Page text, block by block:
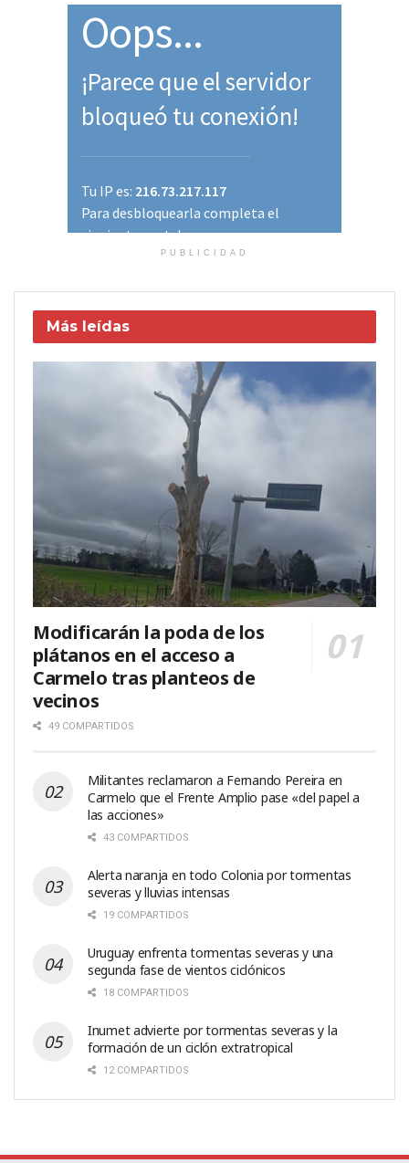
PUBLICIDAD
Más leídas
Modificarán la poda de los
plátanos en el acceso a
Carmelo tras planteos de
vecinos
49 COMPARTIDOS
Militantes reclamaron a Fernando Pereira en
Carmelo que el Frente Amplio pase «del papel a
las acciones»
43 COMPARTIDOS
Alerta naranja en todo Colonia por tormentas
severas y lluvias intensas
19 COMPARTIDOS
Uruguay enfrenta tormentas severas y una
segunda fase de vientos ciclónicos
18 COMPARTIDOS
Inumet advierte por tormentas severas y la
formación de un ciclón extratropical
12 COMPARTIDOS